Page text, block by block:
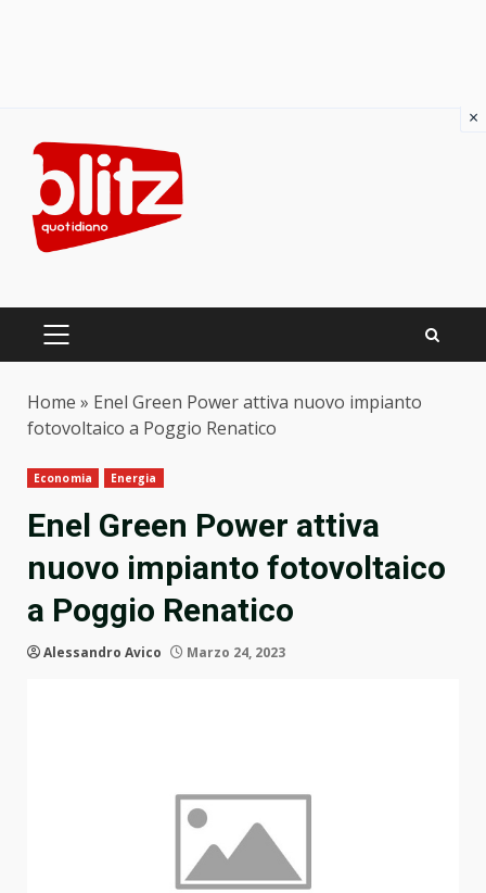
content
PRIMARY
Home » Enel Green Power attiva nuovo impianto
fotovoltaico a Poggio Renatico
Economia Energia
Enel Green Power attiva
nuovo impianto fotovoltaico
a Poggio Renatico
Alessandro Avico Marzo 24, 2023
×